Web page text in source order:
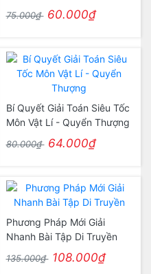
75.000₫ 60.000₫
Bí Quyết Giải Toán Siêu Tốc
Môn Vật Lí - Quyển Thượng
80.000₫ 64.000₫
Phương Pháp Mới Giải
Nhanh Bài Tập Di Truyền
135.000₫ 108.000₫